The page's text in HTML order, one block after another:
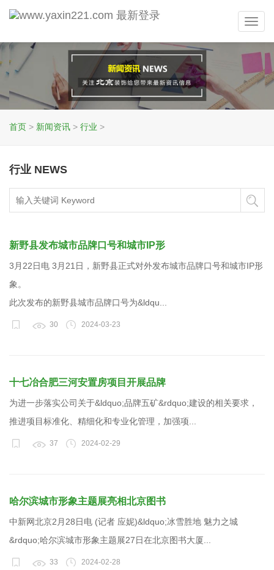
首页 > 新闻资讯 > 行业 >
行业 NEWS
新野县发布城市品牌口号和城市IP形
3月22日电 3月21日，新野县正式对外发布城市品牌口号和城市IP形
象。
此次发布的新野县城市品牌口号为&ldqu...
30 2024-03-23
十七冶合肥三河安置房项目开展品牌
为进一步落实公司关于&ldquo;品牌五矿&rdquo;建设的相关要求，
推进项目标准化、精细化和专业化管理，加强项...
37 2024-02-29
哈尔滨城市形象主题展亮相北京图书
中新网北京2月28日电 (记者 应妮)&ldquo;冰雪胜地 魅力之城
&rdquo;哈尔滨城市形象主题展27日在北京图书大厦...
33 2024-02-28